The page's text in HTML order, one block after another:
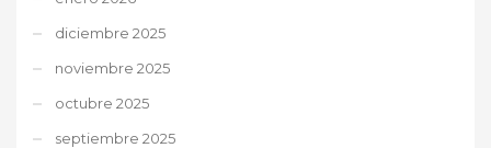
diciembre 2025
noviembre 2025
octubre 2025
septiembre 2025